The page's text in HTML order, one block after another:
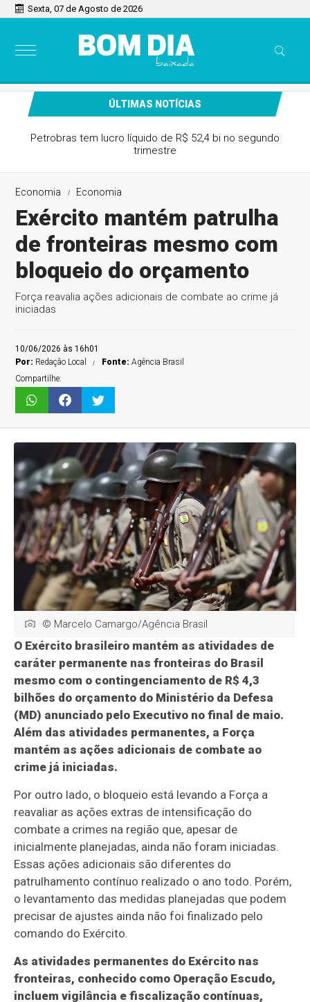
Sexta, 07 de Agosto de 2026
ÚLTIMAS NOTÍCIAS
Petrobras tem lucro líquido de R$ 52,4 bi no segundo
trimestre
Economia Economia
Exército mantém patrulha
de fronteiras mesmo com
bloqueio do orçamento
Força reavalia ações adicionais de combate ao crime já
iniciadas
10/06/2026 às 16h01
Por: Redaçâo Local Fonte:Agência Brasil
Compartilhe:
© Marcelo Camargo/Agência Brasil
O Exército brasileiro mantém as atividades de
caráter permanente nas fronteiras do Brasil
mesmo com o contingenciamento de R$ 4,3
bilhões do orçamento do Ministério da Defesa
(MD) anunciado pelo Executivo no final de maio.
Além das atividades permanentes, a Força
mantém as ações adicionais de combate ao
crime já iniciadas.
Por outro lado, o bloqueio está levando a Força a
reavaliar as ações extras de intensificação do
combate a crimes na região que, apesar de
inicialmente planejadas, ainda não foram iniciadas.
Essas ações adicionais são diferentes do
patrulhamento contínuo realizado o ano todo. Porém,
o levantamento das medidas planejadas que podem
precisar de ajustes ainda não foi finalizado pelo
comando do Exército.
As atividades permanentes do Exército nas
fronteiras, conhecido como Operação Escudo,
incluem vigilância e fiscalização contínuas,